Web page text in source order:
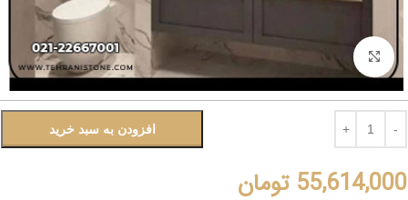
بزرگنمایی تصویر
افزودن به سبد خرید
55,614,000 تومان